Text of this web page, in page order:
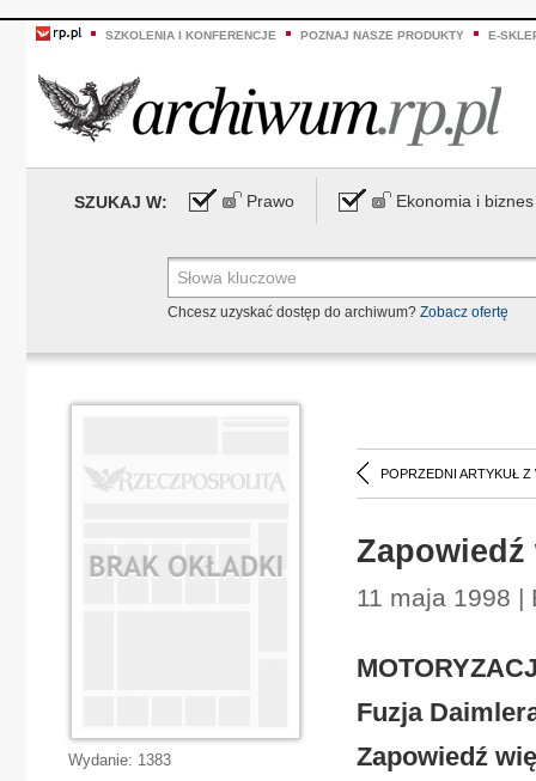
SZKOLENIA I KONFERENCJE POZNAJ NASZE PRODUKTY E-
SZUKAJ W: Prawo Ekonomia i biznes
Chcesz uzyskać dostęp do archiwum? Zobacz ofertę
POPRZEDNI ARTYKUŁ Z
11 maja 1998 |
Fuzja
Zapowiedź
Wydanie: 1383